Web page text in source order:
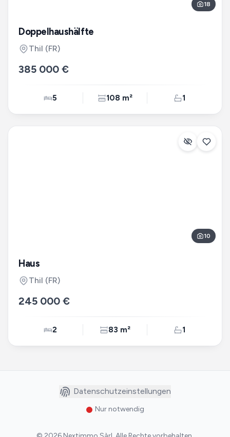
18
Doppelhaushälfte
Thil (FR)
385 000 €
5 108 m² 1
10
Haus
Thil (FR)
245 000 €
2 83 m² 1
Datenschutzeinstellungen
Nur notwendig